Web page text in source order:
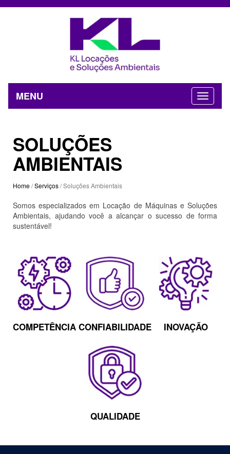
MENU
SOLUÇÕES
AMBIENTAIS
Home/Serviços/ Soluções Ambientais
Somos especializados em Locação de Máquinas e Soluções
Ambientais, ajudando você a alcançar o sucesso de forma
sustentável!
COMPETÊNCIA CONFIABILIDADE INOVAÇÃO
QUALIDADE